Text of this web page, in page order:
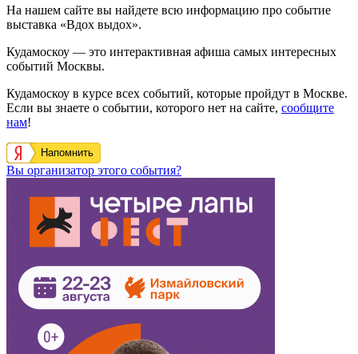
На нашем сайте вы найдете всю информацию про событие
выставка «Вдох выдох».
Кудамоскоу — это интерактивная афиша самых интересных
событий Москвы.
Кудамоскоу в курсе всех событий, которые пройдут в Москве.
Если вы знаете о событии, которого нет на сайте, сообщите
нам!
Напомнить
Вы организатор этого события?